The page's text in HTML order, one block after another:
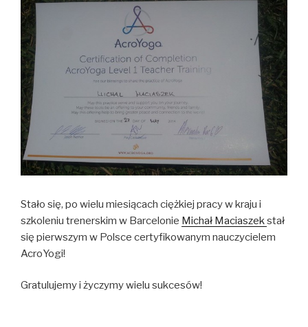
Stało się, po wielu miesiącach ciężkiej pracy w kraju i
szkoleniu trenerskim w Barcelonie Michał Maciaszekstał
się pierwszym w Polsce certyfikowanym nauczycielem
AcroYogi!
Gratulujemy i życzymy wielu sukcesów!